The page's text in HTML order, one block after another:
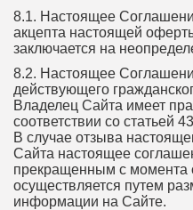
8.1. Настоящее
акцепта настоящей
заключается на
8.2. Настоящее
действующего
Владелец Сайта имеет
соответствии со статьей
В случае отзыва
Сайта настоящее
прекращенным с момента
осуществляется путем
информации на Сайте.